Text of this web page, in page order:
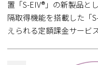
置「S-EIV®」の新製品と
隔取得機能を搭載した「
えられる定額課金サービ